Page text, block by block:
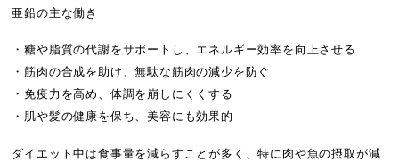
亜鉛の主な働き
・糖や脂質の代謝をサポートし、エネルギー効率を向上させる
・筋肉の合成を助け、無駄な筋肉の減少を防ぐ
・免疫力を高め、体調を崩しにくくする
・肌や髪の健康を保ち、美容にも効果的
ダイエット中は食事量を減らすことが多く、特に肉や魚の摂取が減